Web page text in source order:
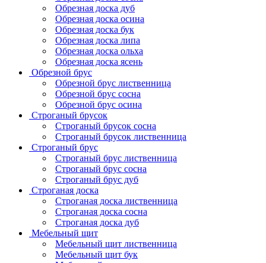
Обрезная доска дуб
Обрезная доска осина
Обрезная доска бук
Обрезная доска липа
Обрезная доска ольха
Обрезная доска ясень
Обрезной брус
Обрезной брус лиственница
Обрезной брус сосна
Обрезной брус осина
Строганый брусок
Строганый брусок сосна
Строганый брусок лиственница
Строганый брус
Строганый брус лиственница
Строганый брус сосна
Строганый брус дуб
Строганая доска
Строганая доска лиственница
Строганая доска сосна
Строганая доска дуб
Мебельный щит
Мебельный щит лиственница
Мебельный щит бук